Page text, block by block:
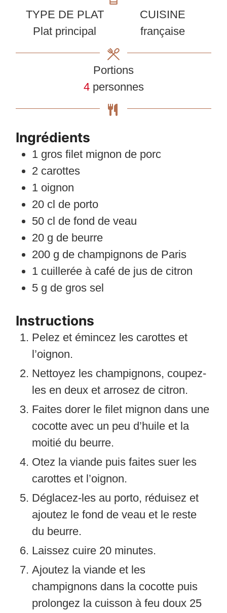
TYPE DE PLAT
Plat principal
CUISINE
française
Portions
4 personnes
Ingrédients
1 gros filet mignon de porc
2 carottes
1 oignon
20 cl de porto
50 cl de fond de veau
20 g de beurre
200 g de champignons de Paris
1 cuillerée à café de jus de citron
5 g de gros sel
Instructions
Pelez et émincez les carottes et
l’oignon.
Nettoyez les champignons, coupez-
les en deux et arrosez de citron.
Faites dorer le filet mignon dans une
cocotte avec un peu d’huile et la
moitié du beurre.
Otez la viande puis faites suer les
carottes et l’oignon.
Déglacez-les au porto, réduisez et
ajoutez le fond de veau et le reste
du beurre.
Laissez cuire 20 minutes.
Ajoutez la viande et les
champignons dans la cocotte puis
prolongez la cuisson à feu doux 25